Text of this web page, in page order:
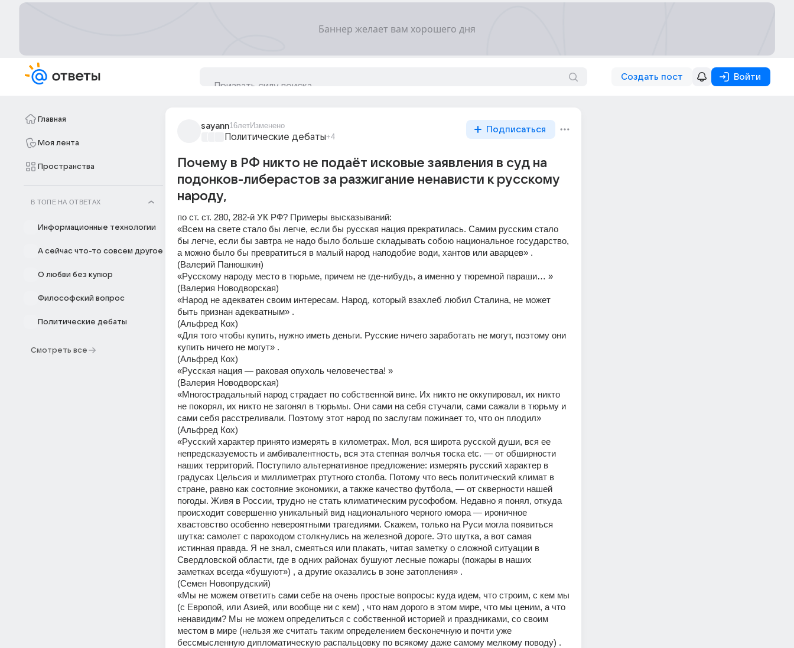
Создать пост Войти
Главная
Моя лента
Пространства
В ТОПЕ НА ОТВЕТАХ
Информационные технологии
А сейчас что-то совсем другое
О любви без купюр
Философский вопрос
Политические дебаты
Смотреть все
sayann16летИзменено
Политические дебаты+4
Подписаться
Почему в РФ никто не подаёт исковые заявления в суд на
подонков-либерастов за разжигание ненависти к русскому
народу,
по ст. ст. 280, 282-й УК РФ? Примеры высказываний:
«Всем на свете стало бы легче, если бы русская нация прекратилась. Самим русским стало
бы легче, если бы завтра не надо было больше складывать собою национальное государство,
а можно было бы превратиться в малый народ наподобие води, хантов или аварцев» .
(Валерий Панюшкин)
«Русскому народу место в тюрьме, причем не где-нибудь, а именно у тюремной параши… »
(Валерия Новодворская)
«Народ не адекватен своим интересам. Народ, который взахлеб любил Сталина, не может
быть признан адекватным» .
(Альфред Кох)
«Для того чтобы купить, нужно иметь деньги. Русские ничего заработать не могут, поэтому они
купить ничего не могут» .
(Альфред Кох)
«Русская нация — раковая опухоль человечества! »
(Валерия Новодворская)
«Многострадальный народ страдает по собственной вине. Их никто не оккупировал, их никто
не покорял, их никто не загонял в тюрьмы. Они сами на себя стучали, сами сажали в тюрьму и
сами себя расстреливали. Поэтому этот народ по заслугам пожинает то, что он плодил»
(Альфред Кох)
«Русский характер принято измерять в километрах. Мол, вся широта русской души, вся ее
непредсказуемость и амбивалентность, вся эта степная волчья тоска etc. — от обширности
наших территорий. Поступило альтернативное предложение: измерять русский характер в
градусах Цельсия и миллиметрах ртутного столба. Потому что весь политический климат в
стране, равно как состояние экономики, а также качество футбола, — от скверности нашей
погоды. Живя в России, трудно не стать климатическим русофобом. Недавно я понял, откуда
происходит совершенно уникальный вид национального черного юмора — ироничное
хвастовство особенно невероятными трагедиями. Скажем, только на Руси могла появиться
шутка: самолет с пароходом столкнулись на железной дороге. Это шутка, а вот самая
истинная правда. Я не знал, смеяться или плакать, читая заметку о сложной ситуации в
Свердловской области, где в одних районах бушуют лесные пожары (пожары в наших
заметках всегда «бушуют») , а другие оказались в зоне затопления» .
(Семен Новопрудский)
«Мы не можем ответить сами себе на очень простые вопросы: куда идем, что строим, с кем мы
(с Европой, или Азией, или вообще ни с кем) , что нам дорого в этом мире, что мы ценим, а что
ненавидим? Мы не можем определиться с собственной историей и праздниками, со своим
местом в мире (нельзя же считать таким определением бесконечную и почти уже
бессмысленную дипломатическую распальцовку по всякому даже самому мелкому поводу) .